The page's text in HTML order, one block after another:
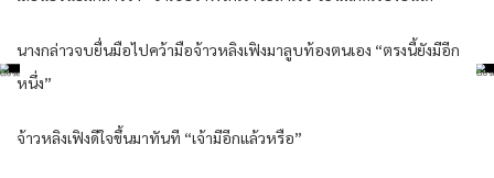
นางกล่าวจบยื่นมือไปคว้ามือจ้าวหลิงเฟิงมาลูบท้องตนเอง “ตรงนี้ยังมีอีก
หนึ่ง”
จ้าวหลิงเฟิงดีใจขึ้นมาทันที “เจ้ามีอีกแล้วหรือ”